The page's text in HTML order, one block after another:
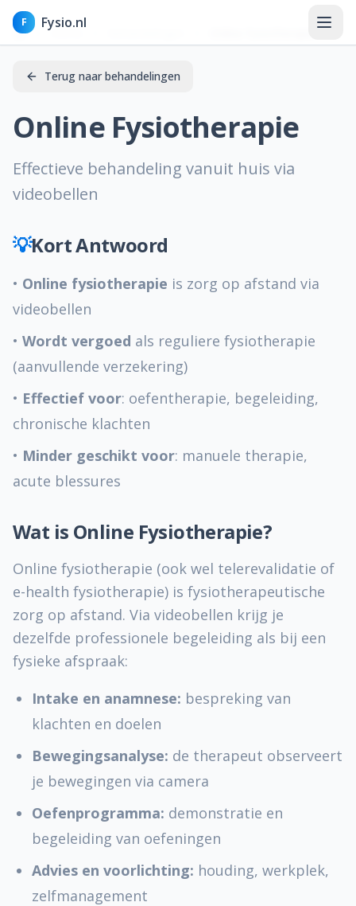
F Fysio.nl
Home
Nieuws
Kennisbank
Aandoeningen
Klachten
Zelfzorg & preventie
Sportblessures
Fysiotherapeuten
Praktijk kiezen
Vergoedingen
Veelgestelde vragen
Over ons
Contact
Contact opnemen
Home
Terug naar behandelingen
Online Fysiotherapie
Effectieve behandeling vanuit huis via
videobellen
💡Kort Antwoord
• Online fysiotherapie is zorg op afstand via
videobellen
• Wordt vergoed als reguliere fysiotherapie
(aanvullende verzekering)
• Effectief voor: oefentherapie, begeleiding,
chronische klachten
• Minder geschikt voor: manuele therapie,
acute blessures
Wat is Online Fysiotherapie?
Online fysiotherapie (ook wel telerevalidatie of
e-health fysiotherapie) is fysiotherapeutische
zorg op afstand. Via videobellen krijg je
dezelfde professionele begeleiding als bij een
fysieke afspraak:
Intake en anamnese: bespreking van
klachten en doelen
Bewegingsanalyse: de therapeut observeert
je bewegingen via camera
Oefenprogramma: demonstratie en
begeleiding van oefeningen
Advies en voorlichting: houding, werkplek,
zelfmanagement